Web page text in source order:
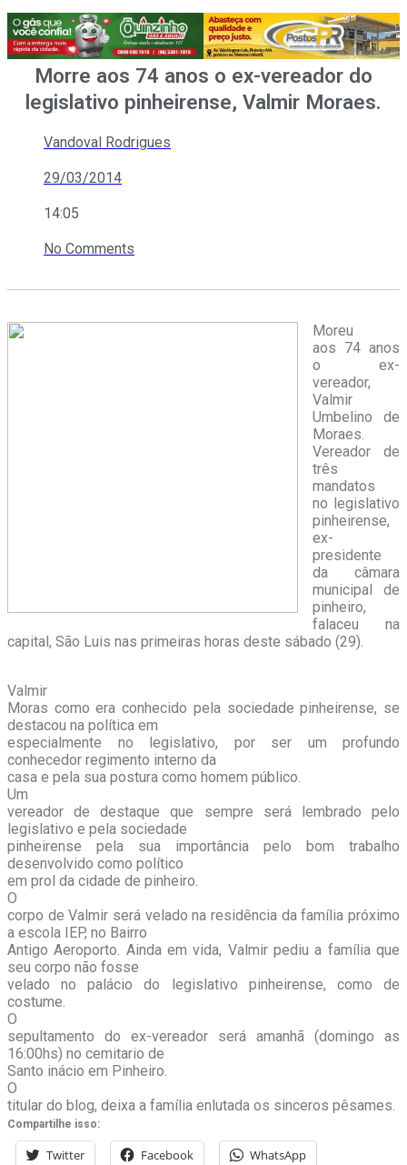
Morre aos 74 anos o ex-vereador do
legislativo pinheirense, Valmir Moraes.
Vandoval Rodrigues
29/03/2014
14:05
No Comments
Moreu
aos 74 anos
o ex-
vereador,
Valmir
Umbelino de
Moraes.
Vereador de
três
mandatos
no legislativo
pinheirense,
ex-
presidente
da câmara
municipal de
pinheiro,
falaceu na
capital, São Luis nas primeiras horas deste sábado (29).
Valmir
Moras como era conhecido pela sociedade pinheirense, se
destacou na política em
especialmente no legislativo, por ser um profundo
conhecedor regimento interno da
casa e pela sua postura como homem público.
Um
vereador de destaque que sempre será lembrado pelo
legislativo e pela sociedade
pinheirense pela sua importância pelo bom trabalho
desenvolvido como político
em prol da cidade de pinheiro.
O
corpo de Valmir será velado na residência da família próximo
a escola IEP, no Bairro
Antigo Aeroporto. Ainda em vida, Valmir pediu a família que
seu corpo não fosse
velado no palácio do legislativo pinheirense, como de
costume.
O
sepultamento do ex-vereador será amanhã (domingo as
16:00hs) no cemitario de
Santo inácio em Pinheiro.
O
titular do blog, deixa a família enlutada os sinceros pêsames.
Compartilhe isso:
Twitter Facebook WhatsApp